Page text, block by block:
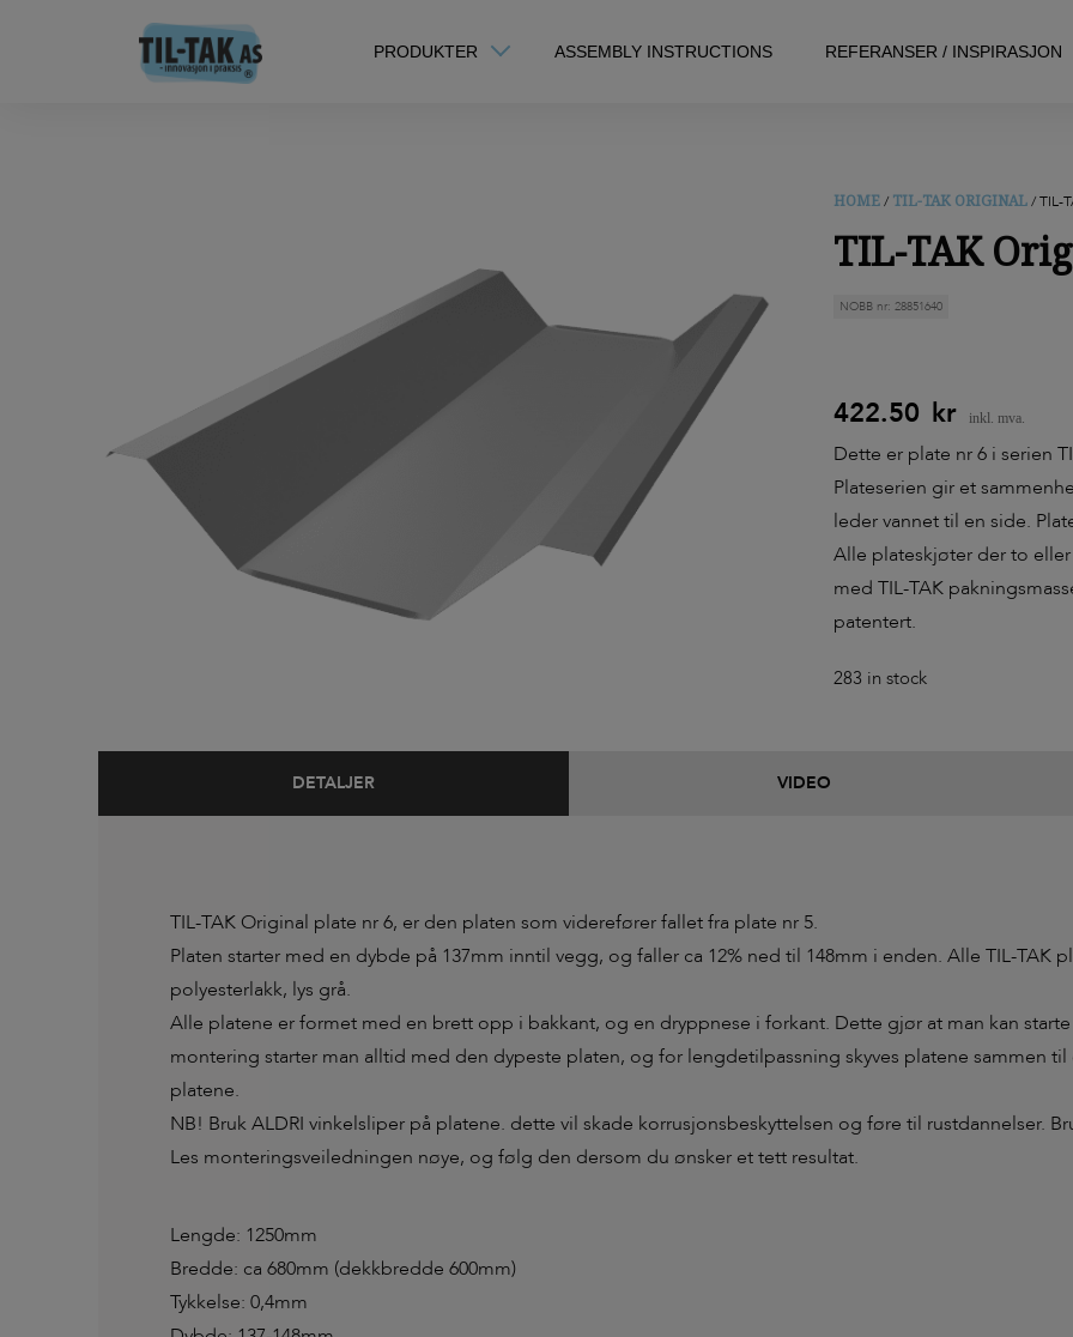
PRODUKTER ASSEMBLY INSTRUCTIONS REFERANSER / INSPIRASJON
HOME/ TIL-TAK ORIGINAL/ TIL-
TIL-TAK
NOBB nr: 28851640
422.50 kr
Dette er plate nr 6 i serien
Plateserien gir et
leder vannet til en side.
Alle plateskjøter der to
med TIL-TAK
patentert.
283 in stock
DETALJER VIDEO
TIL-TAK Original plate nr 6, er den platen som viderefører fallet fra plate nr 5.
Platen starter med en dybde på 137mm inntil vegg, og faller ca 12% ned til 148mm i enden. Alle TIL-TAK
polyesterlakk, lys grå.
Alle platene er formet med en brett opp i bakkant, og en dryppnese i forkant. Dette gjør at man kan
montering starter man alltid med den dypeste platen, og for lengdetilpassning skyves platene sammen
platene.
NB! Bruk ALDRI vinkelsliper på platene. dette vil skade korrusjonsbeskyttelsen og føre til rustdannelser.
Les monteringsveiledningen nøye, og følg den dersom du ønsker et tett resultat.
Lengde: 1250mm
Bredde: ca 680mm (dekkbredde 600mm)
Tykkelse: 0,4mm